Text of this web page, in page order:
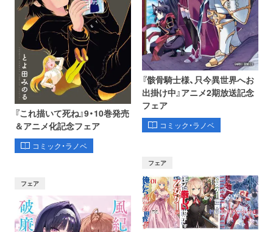
『これ描いて死ね』9・10巻発売
＆アニメ化記念フェア
コミック・ラノベ
『骸骨騎士様、只今異世界へお
出掛け中』アニメ2期放送記念
フェア
コミック・ラノベ
フェア
フェア